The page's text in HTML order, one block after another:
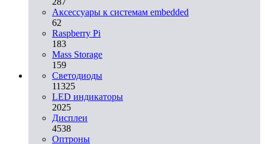
Аксессуары к системам embedded
62
Raspberry Pi
183
Mass Storage
159
Светодиоды
11325
LED индикаторы
2025
Дисплеи
4538
Оптроны